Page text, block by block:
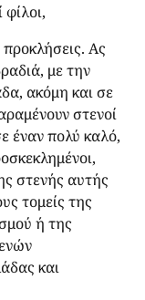
Ας
με την
ακόμη και σε
στενοί
έναν πολύ καλό,
στενής αυτής
τομείς της
ή της
και